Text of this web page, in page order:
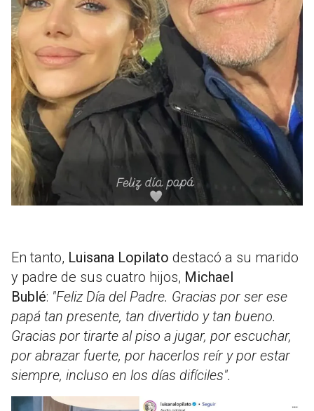
En tanto, Luisana Lopilato destacó a su marido
y padre de sus cuatro hijos, Michael
Bublé: "Feliz Día del Padre. Gracias por ser ese
papá tan presente, tan divertido y tan bueno.
Gracias por tirarte al piso a jugar, por escuchar,
por abrazar fuerte, por hacerlos reír y por estar
siempre, incluso en los días difíciles".